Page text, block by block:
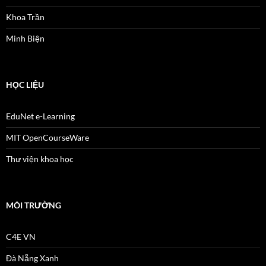
Khoa Trần
Minh Biện
HỌC LIỆU
EduNet e-Learning
MIT OpenCourseWare
Thư viện khoa học
MÔI TRƯỜNG
C4E VN
Đà Nẵng Xanh